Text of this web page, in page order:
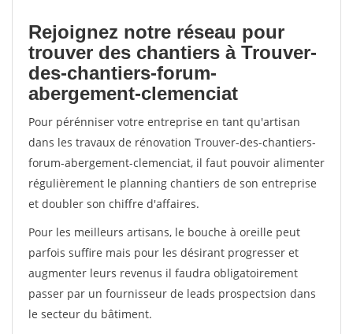
Rejoignez notre réseau pour
trouver des chantiers à Trouver-
des-chantiers-forum-
abergement-clemenciat
Pour pérénniser votre entreprise en tant qu'artisan
dans les travaux de rénovation Trouver-des-chantiers-
forum-abergement-clemenciat, il faut pouvoir alimenter
régulièrement le planning chantiers de son entreprise
et doubler son chiffre d'affaires.
Pour les meilleurs artisans, le bouche à oreille peut
parfois suffire mais pour les désirant progresser et
augmenter leurs revenus il faudra obligatoirement
passer par un fournisseur de leads prospectsion dans
le secteur du bâtiment.